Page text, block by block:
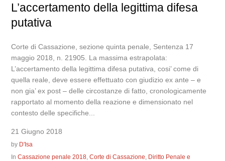
L’accertamento della legittima difesa
putativa
Corte di Cassazione, sezione quinta penale, Sentenza 17
maggio 2018, n. 21905. La massima estrapolata:
L’accertamento della legittima difesa putativa, cosi’ come di
quella reale, deve essere effettuato con giudizio ex ante – e
non gia’ ex post – delle circostanze di fatto, cronologicamente
rapportato al momento della reazione e dimensionato nel
contesto delle specifiche...
21 Giugno 2018
by D'Isa
InCassazione penale 2018 ,Corte di Cassazione Diritto Penale e